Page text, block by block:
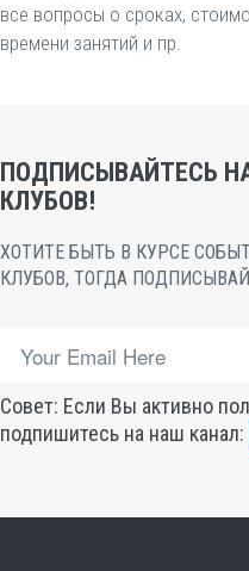
все вопросы о сроках,
времени занятий и пр.
ПОДПИСЫВАЙТЕСЬ
КЛУБОВ!
ХОТИТЕ БЫТЬ В КУРСЕ
КЛУБОВ, ТОГДА
Совет: Если Вы активно
подпишитесь на наш канал: